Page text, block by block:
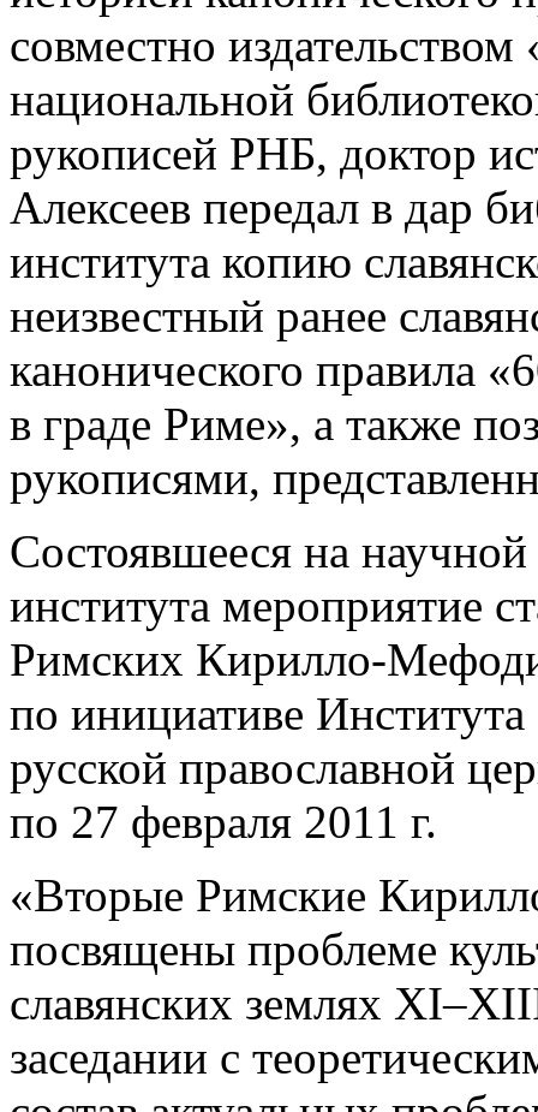
совместно
национальной
рукописей РНБ, доктор
Алексеев передал в дар
института копию
неизвестный ранее
канонического правила
в граде Риме», а также
рукописями,
Состоявшееся на
института мероприятие
Римских Кирилло-
по инициативе
русской православной
по 27 февраля 2011 г.
«Вторые Римские
посвящены проблеме
славянских землях
заседании с